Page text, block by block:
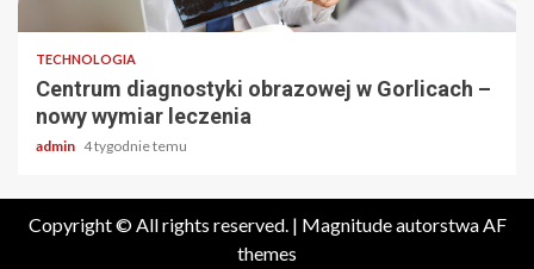
TECHNOLOGIA
Centrum diagnostyki obrazowej w Gorlicach –
nowy wymiar leczenia
admin 4 tygodnie temu
Copyright © All rights reserved. | Magnitudeautorstwa AF
themes